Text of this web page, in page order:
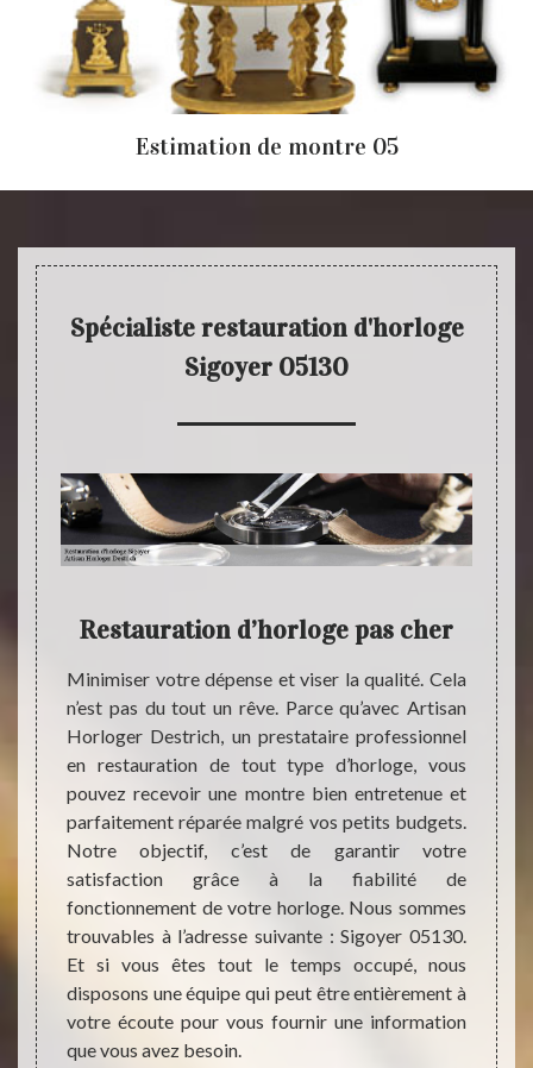
Estimation de montre 05
Spécialiste restauration d'horloge
Sigoyer 05130
sa
ne
la
pas
celle
la
Restauration d’horloge pas cher
Minimiser votre dépense et viser la qualité. Cela
n’est pas du tout un rêve. Parce qu’avec Artisan
Horloger Destrich, un prestataire professionnel
en restauration de tout type d’horloge, vous
pouvez recevoir une montre bien entretenue et
parfaitement réparée malgré vos petits budgets.
Notre objectif, c’est de garantir votre
satisfaction grâce à la fiabilité de
fonctionnement de votre horloge. Nous sommes
trouvables à l’adresse suivante : Sigoyer 05130.
Et si vous êtes tout le temps occupé, nous
disposons une équipe qui peut être entièrement à
votre écoute pour vous fournir une information
que vous avez besoin.
soit